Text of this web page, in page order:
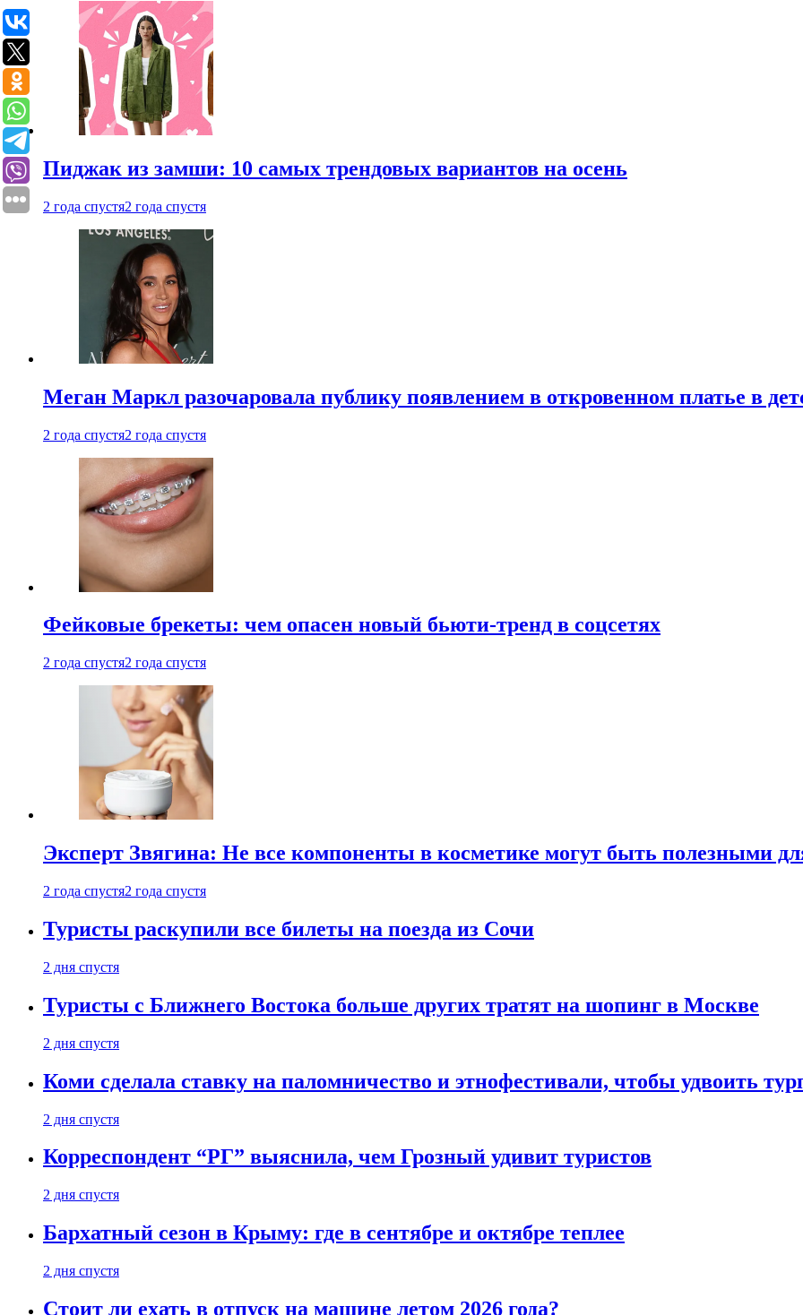
Пиджак из замши: 10 самых трендовых вариантов на осень
2 года спустя2 года спустя
Меган Маркл разочаровала публику появлением в откровенном платье в
2 года спустя2 года спустя
Фейковые брекеты: чем опасен новый бьюти-тренд в соцсетях
2 года спустя2 года спустя
Эксперт Звягина: Не все компоненты в косметике могут быть полезными
2 года спустя2 года спустя
Туристы раскупили все билеты на поезда из Сочи
2 дня спустя
Туристы с Ближнего Востока больше других тратят на шопинг в Москве
2 дня спустя
Коми сделала ставку на паломничество и этнофестивали, чтобы удвоить
2 дня спустя
Корреспондент “РГ” выяснила, чем Грозный удивит туристов
2 дня спустя
Бархатный сезон в Крыму: где в сентябре и октябре теплее
2 дня спустя
Стоит ли ехать в отпуск на машине летом 2026 года?